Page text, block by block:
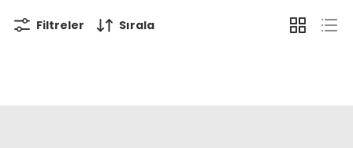
Filtreler Sırala